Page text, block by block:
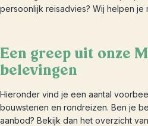
persoonlijk reisadvies? Wij helpen je
Een greep uit onze
belevingen
Hieronder vind je een aantal
bouwstenen en rondreizen. Ben je
aanbod? Bekijk dan het overzicht van